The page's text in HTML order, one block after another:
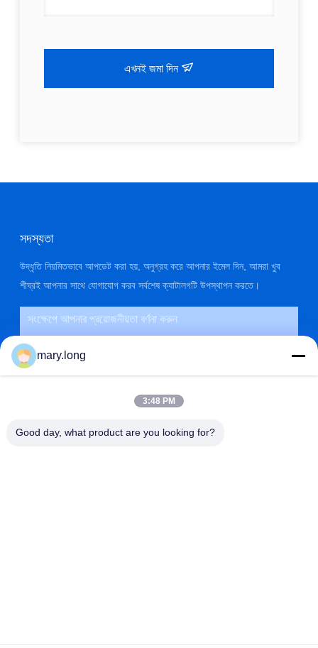
এখনই জমা দিন
সদস্যতা
উদ্ধৃতি নিয়মিতভাবে আপডেট করা হয়, অনুগ্রহ করে আপনার ইমেল দিন, আমরা খুব
শীঘ্রই আপনার সাথে যোগাযোগ করব সর্বশেষ ক্যাটালগটি উপস্থাপন করতে।
mary.long
3:48 PM
Good day, what product are you looking for?